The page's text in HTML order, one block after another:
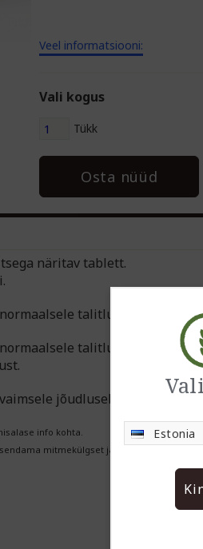
Estonia
Veel informatsiooni:
Vali kogus
Tükk
Osta nüüd
näritav tablett.
normaalsele talitlusele ning
talitlusele, aitab
jõudlusele.
info kohta.
mitmekülgset ja tasakaalustatud